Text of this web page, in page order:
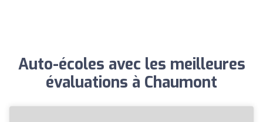
Auto-écoles avec les meilleures
évaluations à Chaumont